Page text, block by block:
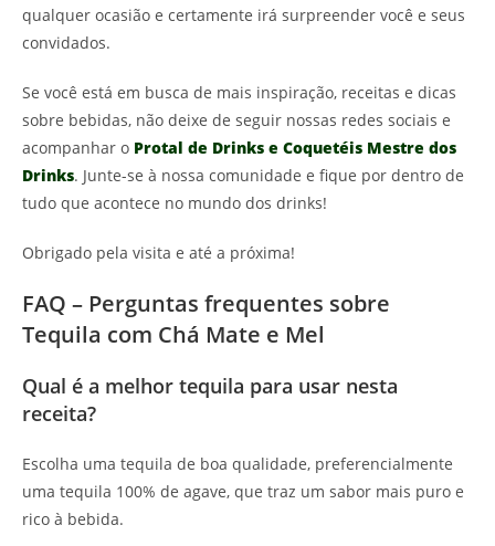
qualquer ocasião e certamente irá surpreender você e seus
convidados.
Se você está em busca de mais inspiração, receitas e dicas
sobre bebidas, não deixe de seguir nossas redes sociais e
acompanhar o Protal de Drinks e Coquetéis Mestre dos
Drinks. Junte-se à nossa comunidade e fique por dentro de
tudo que acontece no mundo dos drinks!
Obrigado pela visita e até a próxima!
FAQ – Perguntas frequentes sobre
Tequila com Chá Mate e Mel
Qual é a melhor tequila para usar nesta
receita?
Escolha uma tequila de boa qualidade, preferencialmente
uma tequila 100% de agave, que traz um sabor mais puro e
rico à bebida.